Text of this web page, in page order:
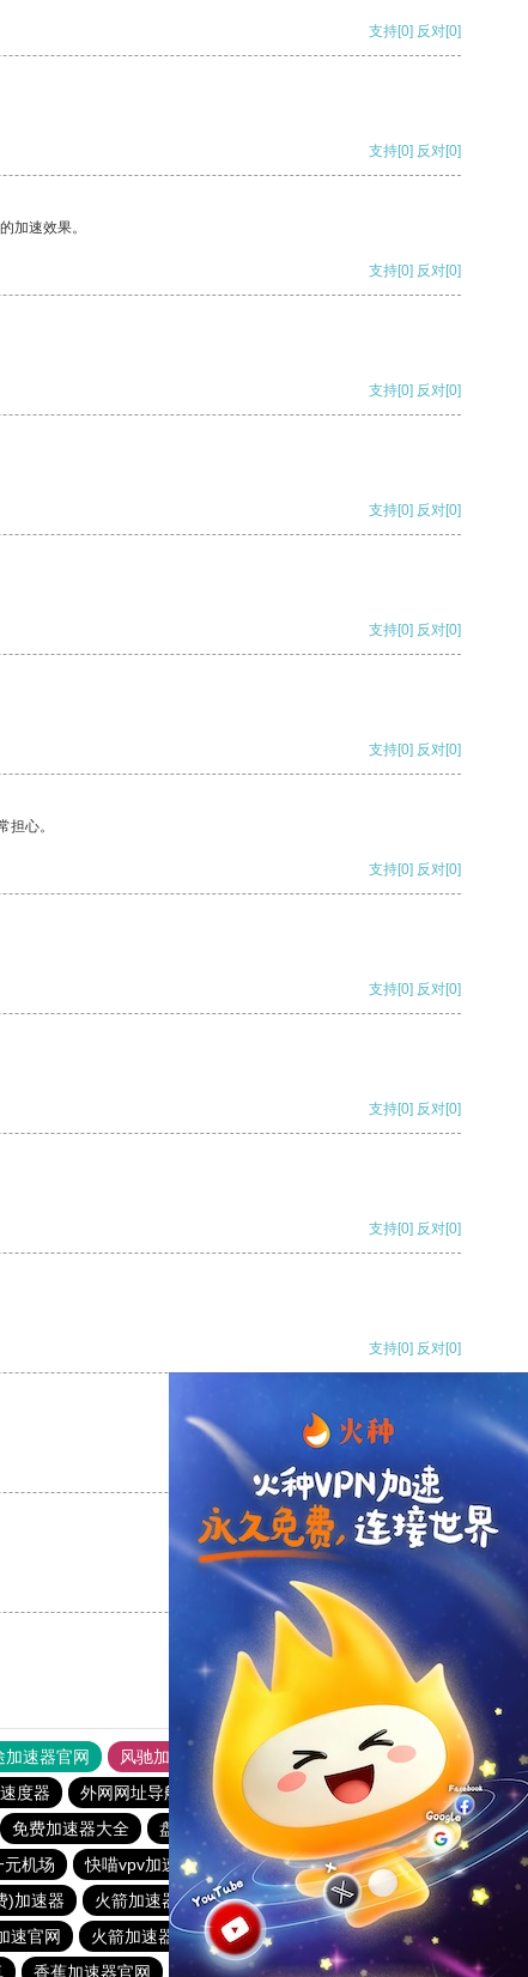
支持[0] 反对[0]
支持[0] 反对[0]
加速效果。
支持[0] 反对[0]
支持[0] 反对[0]
支持[0] 反对[0]
支持[0] 反对[0]
支持[0] 反对[0]
心。
支持[0] 反对[0]
支持[0] 反对[0]
支持[0] 反对[0]
支持[0] 反对[0]
支持[0] 反对[0]
支持 反对
[0]
加速器官网 风驰加速器
旋风加速器
度器 外网网址导航 软件中心 雷霆加速
狂飙加速器
免费加速器大全 盘古加速器官网
加速器免费
元机场 快喵vpv加速器 飞速加速器
原子加速器下载安卓
)加速器 火箭加速器1.3
能上谷歌的梯子
速官网 火箭加速器永久免费版2.2.0
起飞加速器永久免费版
香蕉加速器官网 hammer加速器